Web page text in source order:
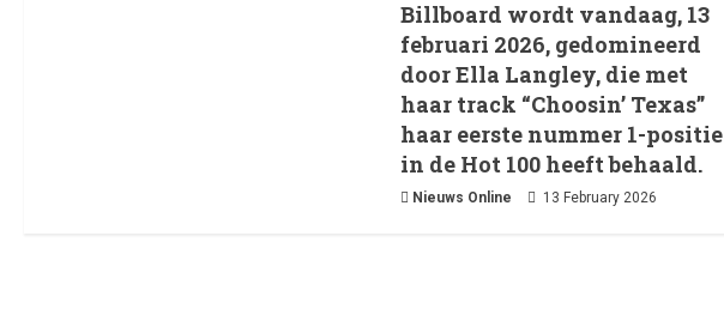
Billboard wordt vandaag, 13
februari 2026, gedomineerd
door Ella Langley, die met
haar track “Choosin’ Texas”
haar eerste nummer 1-positie
in de Hot 100 heeft behaald.
Nieuws Online 13 February 2026